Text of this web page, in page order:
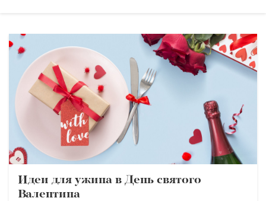
Идеи для ужина в День святого
Валентина